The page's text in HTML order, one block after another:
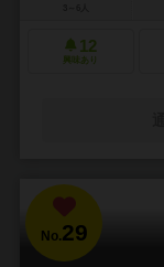
12
興味あり
No.29